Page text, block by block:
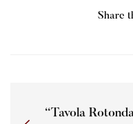
Share
“Tavola